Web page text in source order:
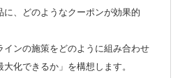
に、どのようなクーポンが効果的
インの施策をどのように組み合わせ
化できるか」を構想します。